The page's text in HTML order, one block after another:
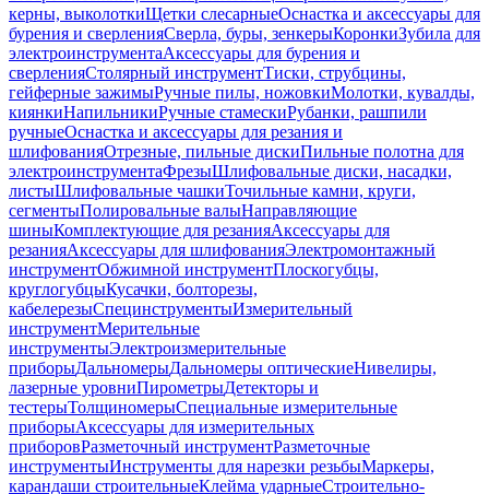
керны, выколоткиЩетки слесарныеОснастка и аксессуары для
бурения и сверленияСверла, буры, зенкерыКоронкиЗубила для
электроинструментаАксессуары для бурения и
сверленияСтолярный инструментТиски, струбцины,
гейферные зажимыРучные пилы, ножовкиМолотки, кувалды,
киянкиНапильникиРучные стамескиРубанки, рашпили
ручныеОснастка и аксессуары для резания и
шлифованияОтрезные, пильные дискиПильные полотна для
электроинструментаФрезыШлифовальные диски, насадки,
листыШлифовальные чашкиТочильные камни, круги,
сегментыПолировальные валыНаправляющие
шиныКомплектующие для резанияАксессуары для
резанияАксессуары для шлифованияЭлектромонтажный
инструментОбжимной инструментПлоскогубцы,
круглогубцыКусачки, болторезы,
кабелерезыСпецинструментыИзмерительный
инструментМерительные
инструментыЭлектроизмерительные
приборыДальномерыДальномеры оптическиеНивелиры,
лазерные уровниПирометрыДетекторы и
тестерыТолщиномерыСпециальные измерительные
приборыАксессуары для измерительных
приборовРазметочный инструментРазметочные
инструментыИнструменты для нарезки резьбыМаркеры,
карандаши строительныеКлейма ударныеСтроительно-